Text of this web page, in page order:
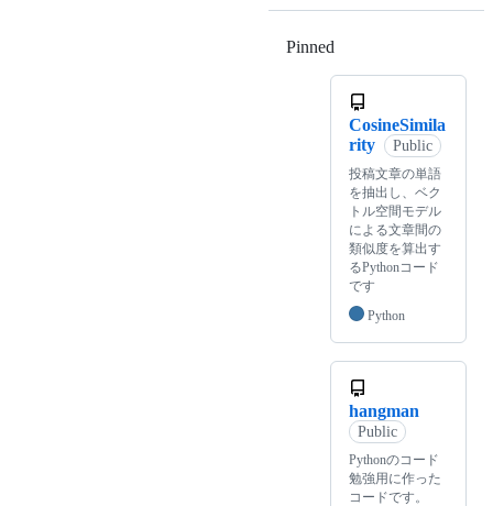
Pinned
CosineSimila
rity
Public
投稿文章の単語
を抽出し、ベク
トル空間モデル
による文章間の
類似度を算出す
るPythonコード
です
Python
hangman
Public
Pythonのコード
勉強用に作った
コードです。